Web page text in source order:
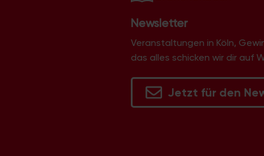
i
o
n
Newsletter
Veranstaltungen in Köln,
das alles schicken wir dir auf
Jetzt für den